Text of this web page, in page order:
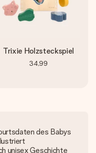
Trixie Holzsteckspiel
34,99
des Babys
unisex Geschichte